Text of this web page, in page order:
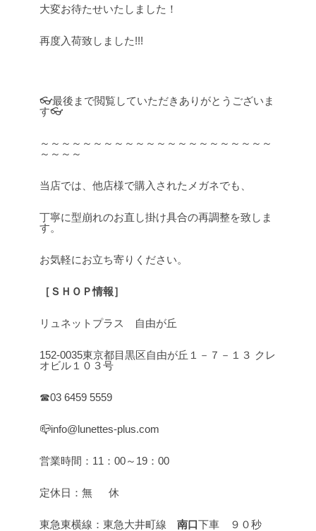
大変お待たせいたしました！
再度入荷致しました!!!
👓最後まで閲覧していただきありがとうございま
す👓
～～～～～～～～～～～～～～～～～～～～～～
～～～～
当店では、他店様で購入されたメガネでも、
丁寧に型崩れのお直し掛け具合の再調整を致しま
す。
お気軽にお立ち寄りください。
［ＳＨＯＰ情報］
リュネットプラス 自由が丘
152-0035東京都目黒区自由が丘１－７－１３ クレ
オビル１０３号
☎03 6459 5559
📪info@lunettes-plus.com
営業時間：11：00～19：00
定休日：無 休
東急東横線：東急大井町線 南口下車 ９０秒